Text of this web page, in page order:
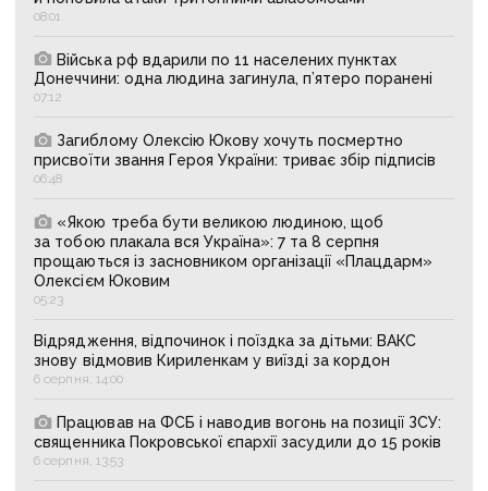
08:01
Війська рф вдарили по 11 населених пунктах
Донеччини: одна людина загинула, п’ятеро поранені
07:12
Загиблому Олексію Юкову хочуть посмертно
присвоїти звання Героя України: триває збір підписів
06:48
«Якою треба бути великою людиною, щоб
за тобою плакала вся Україна»: 7 та 8 серпня
прощаються із засновником організації «Плацдарм»
Олексієм Юковим
05:23
Відрядження, відпочинок і поїздка за дітьми: ВАКС
знову відмовив Кириленкам у виїзді за кордон
6 серпня, 14:00
Працював на ФСБ і наводив вогонь на позиції ЗСУ:
священника Покровської єпархії засудили до 15 років
6 серпня, 13:53